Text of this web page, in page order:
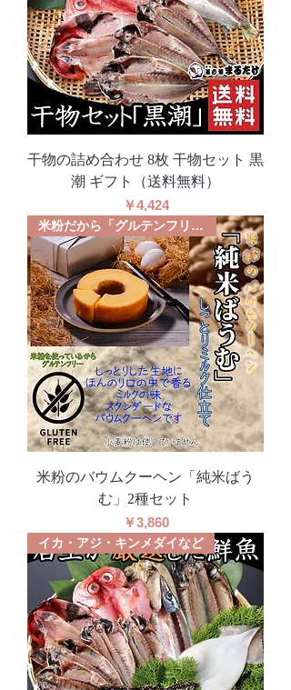
干物の詰め合わせ 8枚 干物セット 黒
潮 ギフト（送料無料）
価格
￥4,424
米粉だから「グルテンフリー」
米粉のバウムクーヘン「純米ばう
む」2種セット
価格
￥3,860
イカ・アジ・キンメダイなど